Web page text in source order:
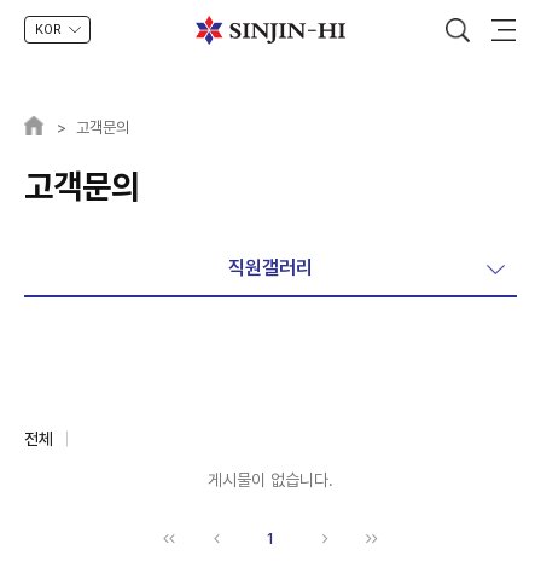
KOR
> 고객문의
고객문의
직원갤러리
전체
게시물이 없습니다.
1